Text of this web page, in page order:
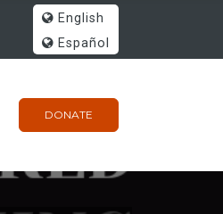
English
Español
DONATE